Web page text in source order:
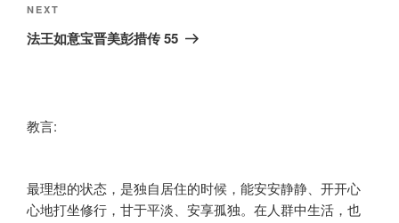
Next
Post
NEXT
法王如意宝晋美彭措传 55
教言:
最理想的状态，是独自居住的时候，能安安静静、开开心
心地打坐修行，甘于平淡、安享孤独。在人群中生活，也